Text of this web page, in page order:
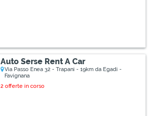
Auto Serse Rent A Car
Via Passo Enea 32 - Trapani - 19km da Egadi -
Favignana
2 offerte in corso